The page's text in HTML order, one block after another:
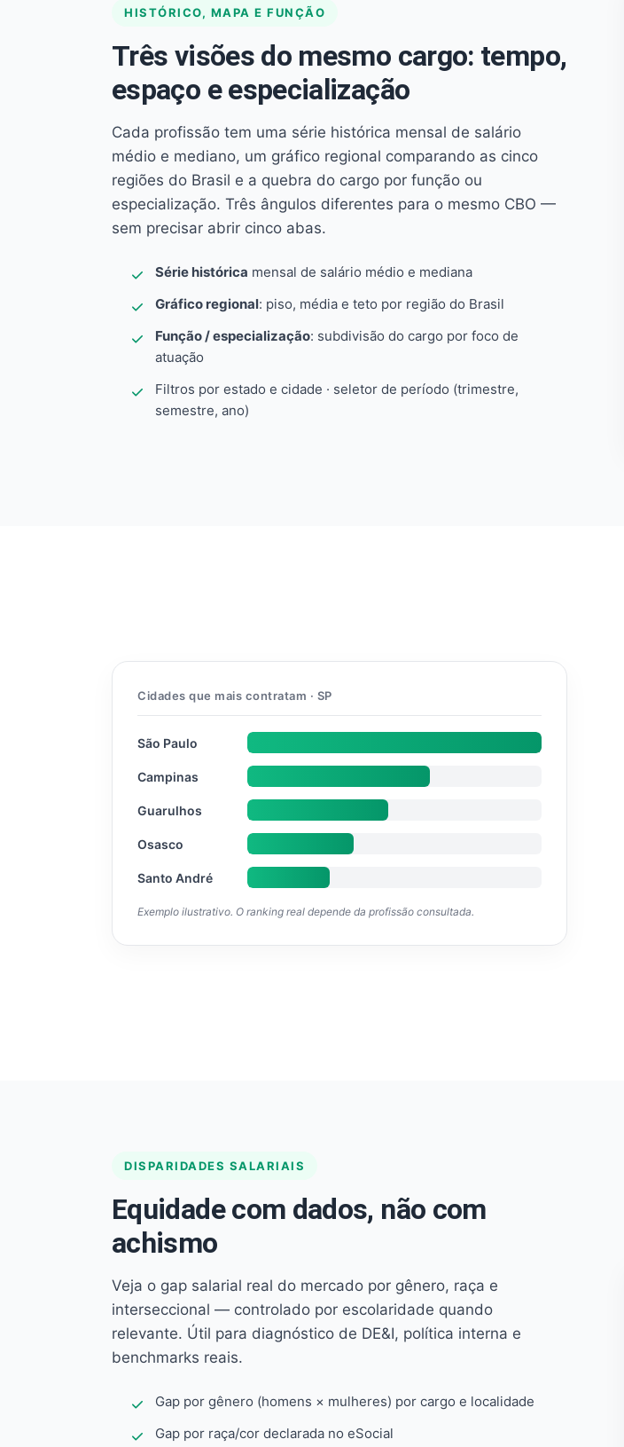
HISTÓRICO, MAPA E FUNÇÃO
Três visões do mesmo cargo: tempo,
espaço e especialização
Cada profissão tem uma série histórica mensal de salário
médio e mediano, um gráfico regional comparando as cinco
regiões do Brasil e a quebra do cargo por função ou
especialização. Três ângulos diferentes para o mesmo CBO —
sem precisar abrir cinco abas.
Série histórica mensal de salário médio e mediana
Gráfico regional: piso, média e teto por região do Brasil
Função / especialização: subdivisão do cargo por foco de
atuação
Filtros por estado e cidade · seletor de período (trimestre,
semestre, ano)
Cidades que mais contratam · SP
São Paulo
Campinas
Guarulhos
Osasco
Santo André
Exemplo ilustrativo. O ranking real depende da profissão consultada.
DISPARIDADES SALARIAIS
Equidade com dados, não com
achismo
Veja o gap salarial real do mercado por gênero, raça e
interseccional — controlado por escolaridade quando
relevante. Útil para diagnóstico de DE&I, política interna e
benchmarks reais.
Gap por gênero (homens × mulheres) por cargo e localidade
Gap por raça/cor declarada no eSocial